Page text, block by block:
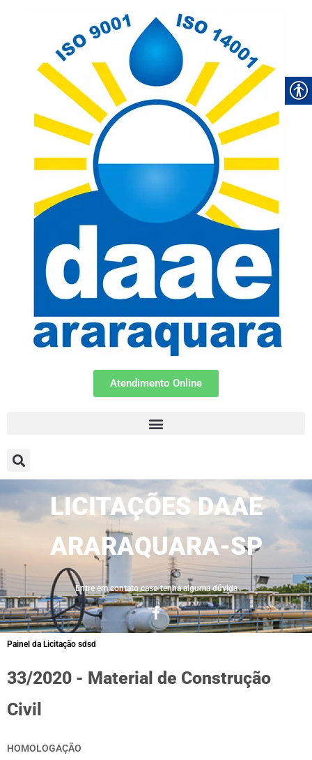
Atendimento Online
LICITAÇÕES DAAE
ARARAQUARA-SP
Entre em contato caso tenha alguma dúvida
Painel da Licitação sdsd
33/2020 - Material de Construção
Civil
HOMOLOGAÇÃO